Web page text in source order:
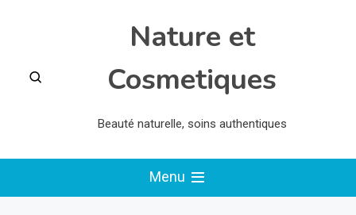
Nature et
Cosmetiques
Beauté naturelle, soins authentiques
Menu